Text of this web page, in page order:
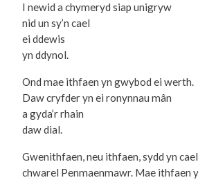
I newid a chymeryd siap unigryw
nid un sy’n cael
ei ddewis
yn ddynol.
Ond mae ithfaen yn gwybod ei werth.
Daw cryfder yn ei ronynnau mân
a gyda’r rhain
daw dial.
Gwenithfaen, neu ithfaen, sydd yn
chwarel Penmaenmawr. Mae ithfaen